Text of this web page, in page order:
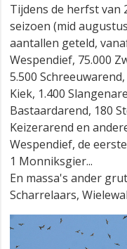
Tijdens de herfst van
seizoen (mid
aantallen geteld,
Wespendief, 75.000
5.500
Kiek, 1.400
Bastaardarend, 180
Keizerarend en
Wespendief, de
1 Monniksgier...
En massa's ander
Scharrelaars,